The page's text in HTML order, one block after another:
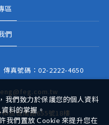
區
們
傳真號碼： 02-2222-4650
區板南路655號18樓
我們致力於保護您的個人資料
料的掌握。
我們置放 Cookie 來提升您在